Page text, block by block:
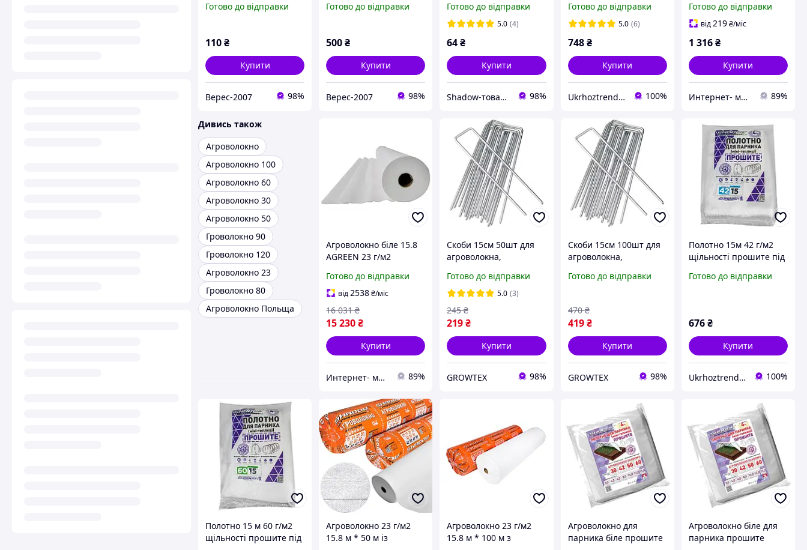
агроволокна
Готово до відправки
110₴
Купити
Верес-2007 98%
агроволокна
Готово до відправки
500₴
Купити
Верес-2007 98%
Готово до відправки
5.0 (4)
64₴
Купити
Shadow-товари для сільського господарства та домашнього вжитку 98%
прошитое полотно для
накриття, агрополотно
Готово до відправки
5.0 (6)
748 ₴
Купити
Ukrhoztrend-товари для саду та городу 100%
городу та дачі
Готово до відправки
від219₴/міс
1 316₴
Купити
Интернет- магазин "AKB-OK" 89%
Дивись також
Агроволокно
Агроволокно 100
Агроволокно 60
Агроволокно 30
Агроволокно 50
Гроволокно 90
Гроволокно 120
Агроволокно 23
Гроволокно 80
Агроволокно Польща
Агроволокно біле 15.8
AGREEN 23 г/м2
Готово до відправки
від2538₴/міс
15 230₴
16 031 ₴
Купити
Интернет- магазин "AKB-OK" 89%
Скоби 15см 50шт для
агроволокна,
Готово до відправки
5.0 (3)
219₴
245 ₴
Купити
GROWTEX 98%
Скоби 15см 100шт для
агроволокна,
Готово до відправки
419 ₴
470 ₴
Купити
GROWTEX 98%
Полотно 15м 42 г/м2
щільності прошите під
парника
Готово до відправки
676₴
Купити
Ukrhoztrend-товари для саду та городу 100%
Полотно 15 м 60 г/м2
щільності прошите під
Агроволокно 23 г/м2
15.8 м * 50 м із
Агроволокно 23 г/м2
15.8 м * 100 м з
Агроволокно для
парника біле прошите
Агроволокно біле для
парника прошите